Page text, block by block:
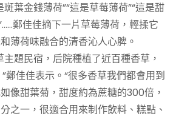
葉金錢薄荷”“這是草莓薄荷”“這是甜
鄭佳佳摘下一片草莓薄荷，輕揉它
薄荷味融合的清香沁人心脾。
題民宿，后院種植了近百種香草，
鄭佳佳表示。“很多香草我們都會用到
像甜葉菊，甜度約為蔗糖的300倍，
之一，很適合用來制作飲料、糕點、